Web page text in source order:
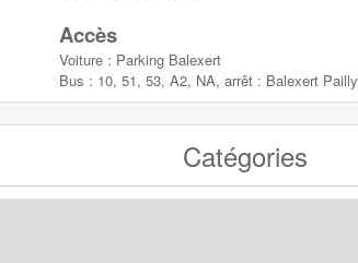
Accès
Voiture : Parking Balexert
Bus : 10, 51, 53, A2, NA, arrêt : Balexert Pailly
Catégories